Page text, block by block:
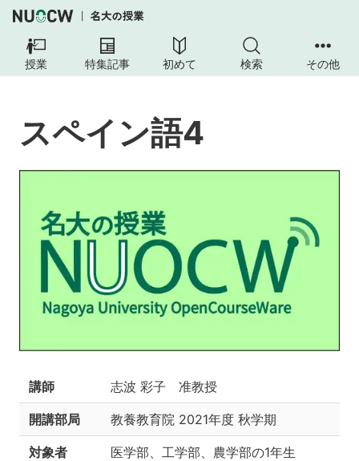
授業 特集記事 初めて 検索 その他
イ
授
業
工
スペイン語4
講師 志波 彩子 准教授
開講部局 教養教育院 2021年度 秋学期
対象者 医学部、工学部、農学部の1年生